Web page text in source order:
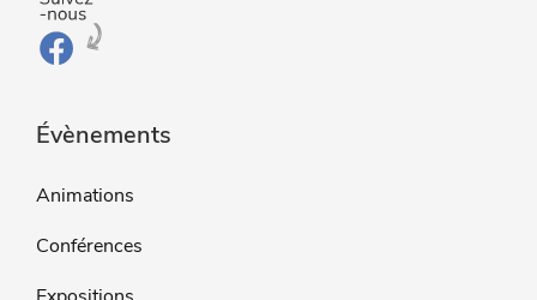
Évènements
Animations
Conférences